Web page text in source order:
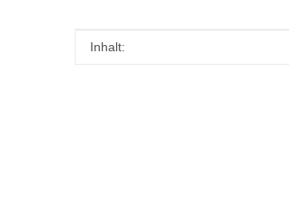
Produkteigenschaft
Wert
Inhalt: